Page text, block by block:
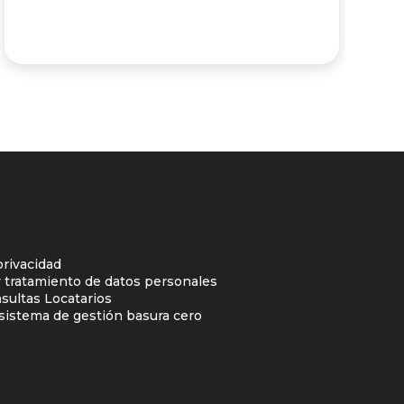
tratamiento de datos personales
Locatarios
de gestión basura cero